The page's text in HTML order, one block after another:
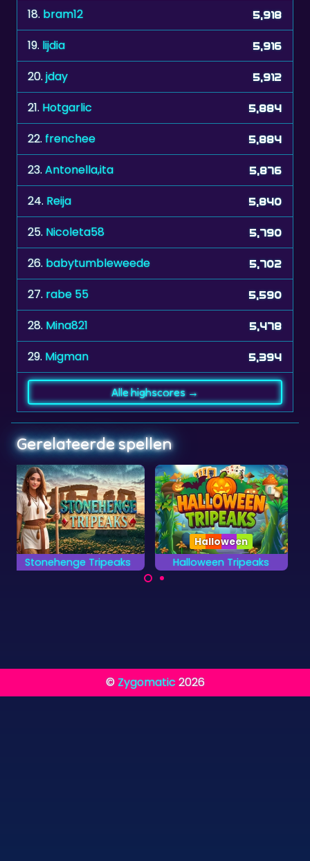
18. bram12 5,918
19. lijdia 5,916
20.jday 5,912
21. Hotgarlic 5,884
22.frenchee 5,884
23.Antonella,ita 5,876
24. Reija 5,840
25. Nicoleta58 5,790
26. babytumbleweede 5,702
27. rabe 55 5,590
28. Mina821 5,478
29. Migman 5,394
Alle highscores →
Gerelateerde spellen
Halloween Tripeaks
Halloween
Solitaire Collection
Collection
© Zygomatic 2026